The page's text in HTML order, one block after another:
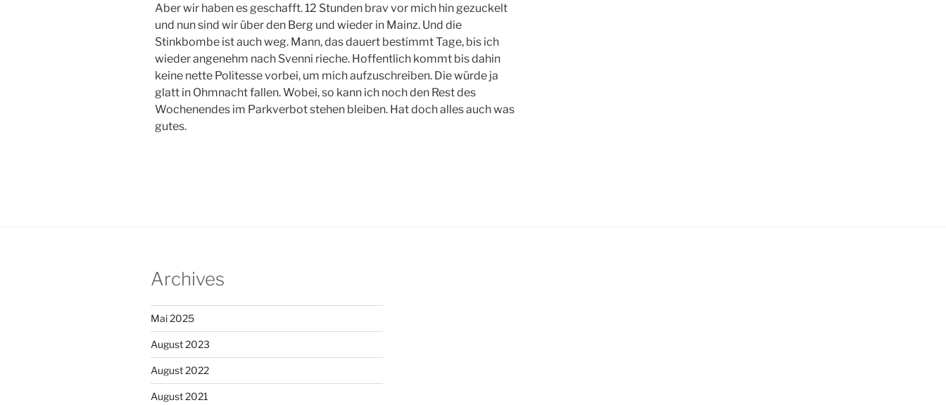
Aber wir haben es geschafft. 12 Stunden brav vor mich hin gezuckelt
und nun sind wir über den Berg und wieder in Mainz. Und die
Stinkbombe ist auch weg. Mann, das dauert bestimmt Tage, bis ich
wieder angenehm nach Svenni rieche. Hoffentlich kommt bis dahin
keine nette Politesse vorbei, um mich aufzuschreiben. Die würde ja
glatt in Ohmnacht fallen. Wobei, so kann ich noch den Rest des
Wochenendes im Parkverbot stehen bleiben. Hat doch alles auch was
gutes.
Archives
Mai 2025
August 2023
August 2022
August 2021